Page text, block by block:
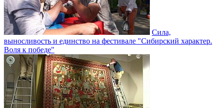
Сила,
выносливость и единство на фестивале "Сибирский характер.
Воля к победе"